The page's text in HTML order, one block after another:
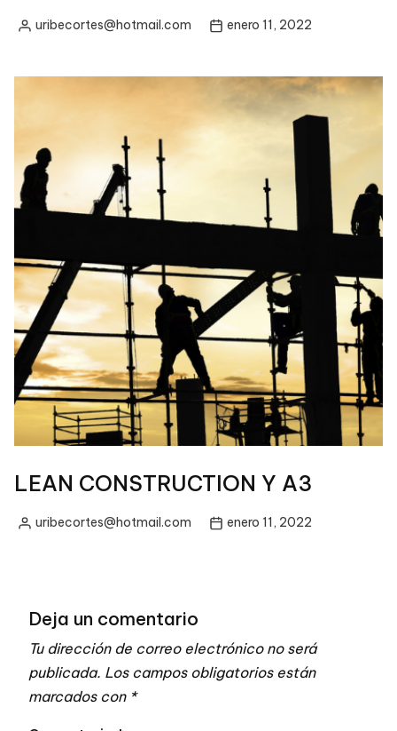
Posteduribecortes@hotmail.com enero 11, 2022
LEAN CONSTRUCTION Y A3
Posteduribecortes@hotmail.com enero 11, 2022
Deja un comentario
Tu dirección de correo electrónico no será
publicada. Los campos obligatorios están
marcados con *